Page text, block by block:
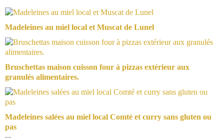
Madeleines au miel local et Muscat de Lunel
Bruschettas maison cuisson four à pizzas extérieur aux
granulés alimentaires.
Madeleines salées au miel local Comté et curry sans gluten ou
pas